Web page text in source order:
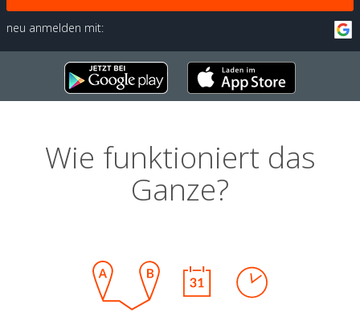
neu anmelden mit:
Wie funktioniert das
Ganze?